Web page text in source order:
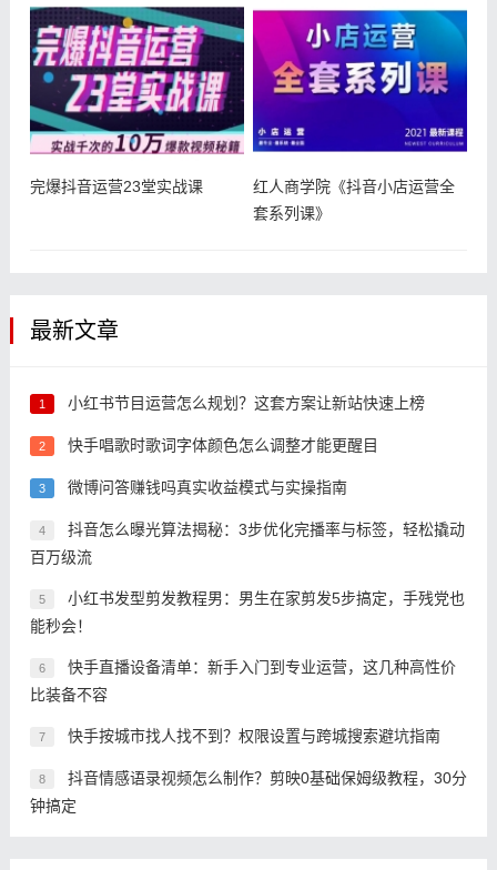
完爆抖音运营23堂实战课
红人商学院《抖音小店运营全
套系列课》
最新文章
1 小红书节目运营怎么规划？这套方案让新站快速上榜
2 快手唱歌时歌词字体颜色怎么调整才能更醒目
3 微博问答赚钱吗真实收益模式与实操指南
4
抖音怎么曝光算法揭秘：3步优化完播率与标签，轻松撬动
百万级流
5
小红书发型剪发教程男：男生在家剪发5步搞定，手残党也
能秒会！
6
快手直播设备清单：新手入门到专业运营，这几种高性价
比装备不容
7 快手按城市找人找不到？权限设置与跨城搜索避坑指南
8
抖音情感语录视频怎么制作？剪映0基础保姆级教程，30分
钟搞定